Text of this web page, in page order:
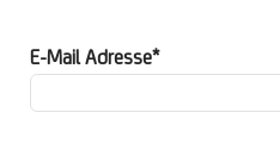
E-Mail Adresse*